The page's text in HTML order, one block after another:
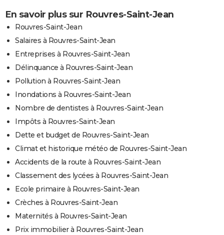
En savoir plus sur Rouvres-Saint-Jean
Rouvres-Saint-Jean
Salaires à Rouvres-Saint-Jean
Entreprises à Rouvres-Saint-Jean
Délinquance à Rouvres-Saint-Jean
Pollution à Rouvres-Saint-Jean
Inondations à Rouvres-Saint-Jean
Nombre de dentistes à Rouvres-Saint-Jean
Impôts à Rouvres-Saint-Jean
Dette et budget de Rouvres-Saint-Jean
Climat et historique météo de Rouvres-Saint-Jean
Accidents de la route à Rouvres-Saint-Jean
Classement des lycées à Rouvres-Saint-Jean
Ecole primaire à Rouvres-Saint-Jean
Crèches à Rouvres-Saint-Jean
Maternités à Rouvres-Saint-Jean
Prix immobilier à Rouvres-Saint-Jean